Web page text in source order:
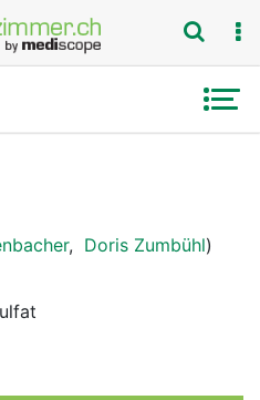
, Doris Zumbühl)